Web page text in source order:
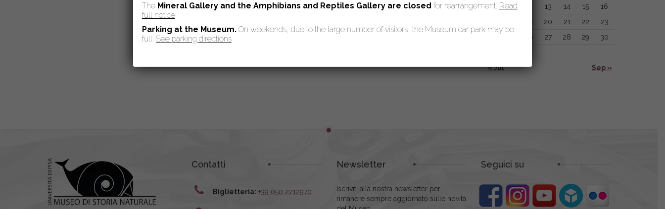
« Jul Sep »
10
11 12 13 14 15
16
19 20 21 22
23
26 27 28 29
30
Contatti
Biglietteria: +39 050 2212970
Newsletter
Iscriviti alla nostra newsletter per
rimanere sempre aggiornato sulle novità
Seguici su
The Mineral Gallery and the Amphibians and Reptiles Gallery are closed for rearrangement. Read
full notice
Parking at the Museum.On weekends, due to the large number of visitors, the Museum car park may be
full. See parking directions